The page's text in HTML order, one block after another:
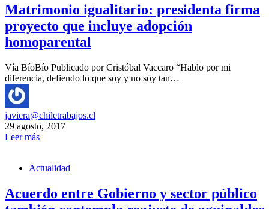
Matrimonio igualitario: presidenta firma
proyecto que incluye adopción
homoparental
Vía BíoBío Publicado por Cristóbal Vaccaro “Hablo por mi
diferencia, defiendo lo que soy y no soy tan…
javiera@chiletrabajos.cl
29 agosto, 2017
Leer más
Actualidad
Acuerdo entre Gobierno y sector público